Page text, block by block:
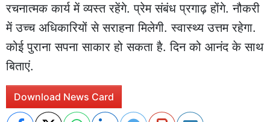
रचनात्मक कार्य में व्यस्त रहेंगे. प्रेम संबंध प्रगाढ़ होंगे. नौकरी
में उच्च अधिकारियों से सराहना मिलेगी. स्वास्थ्य उत्तम रहेगा.
कोई पुराना सपना साकार हो सकता है. दिन को आनंद के साथ
बिताएं.
Download News Card